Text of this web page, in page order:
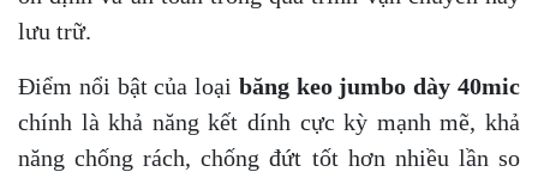
lưu trữ.
Điểm nổi bật của loại băng keo jumbo dày 40mic
chính là khả năng kết dính cực kỳ mạnh mẽ, khả
năng chống rách, chống đứt tốt hơn nhiều lần so